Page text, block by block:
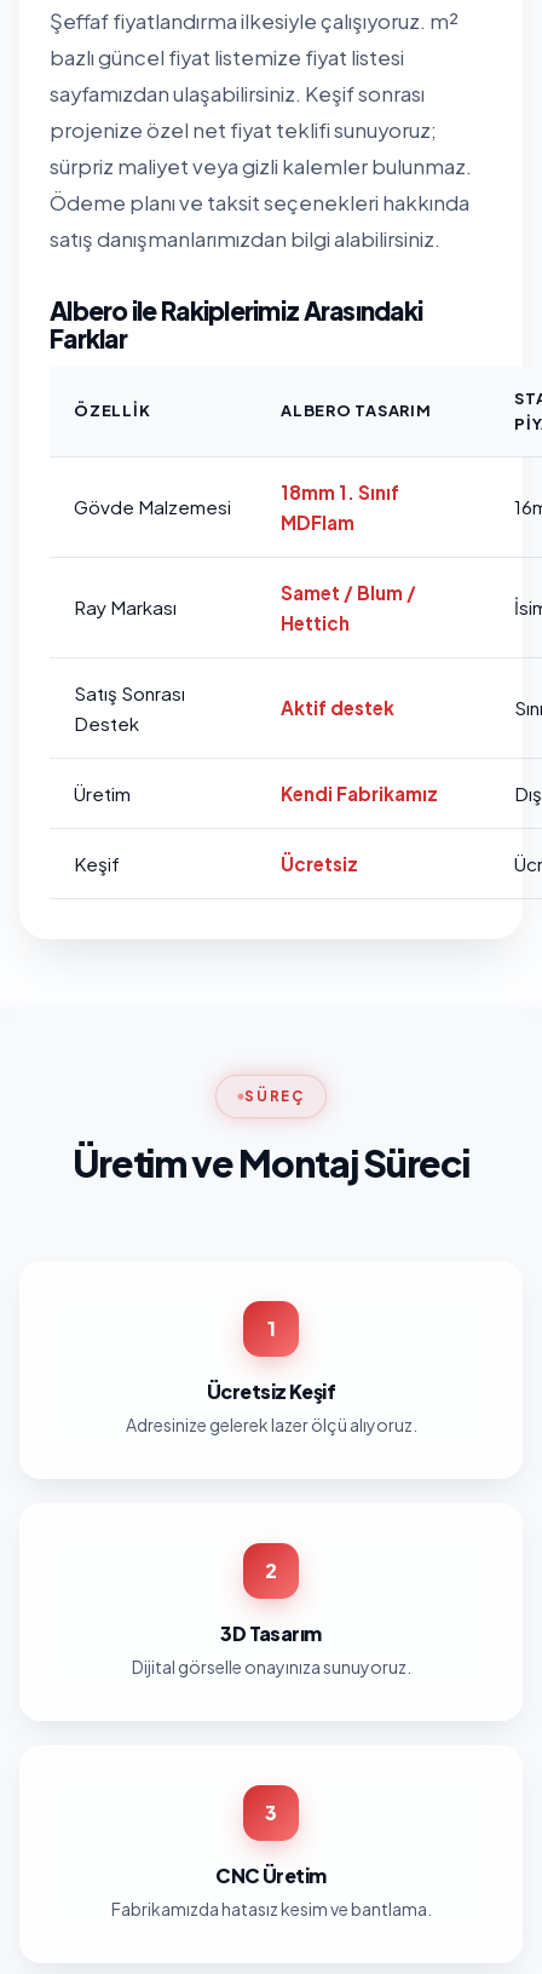
Şeffaf fiyatlandırma ilkesiyle çalışıyoruz. m²
bazlı güncel fiyat listemize fiyat listesi
sayfamızdanulaşabilirsiniz. Keşif sonrası
projenize özel net fiyat teklifi sunuyoruz;
sürpriz maliyet veya gizli kalemler bulunmaz.
Ödeme planı ve taksit seçenekleri hakkında
satış danışmanlarımızdan bilgi alabilirsiniz.
Albero ile Rakiplerimiz Arasındaki
Farklar
ÖZELLIK ALBERO TASARIM
Gövde Malzemesi
18mm 1. Sınıf
MDFlam
Ray Markası
Samet / Blum /
Hettich
Satış Sonrası
Destek
Aktif destek
Üretim Kendi Fabrikamız
Keşif Ücretsiz
SÜREÇ
Üretim ve Montaj Süreci
1
Ücretsiz Keşif
Adresinize gelerek lazer ölçü alıyoruz.
2
3D Tasarım
Dijital görselle onayınıza sunuyoruz.
3
CNC Üretim
Fabrikamızda hatasız kesim ve bantlama.